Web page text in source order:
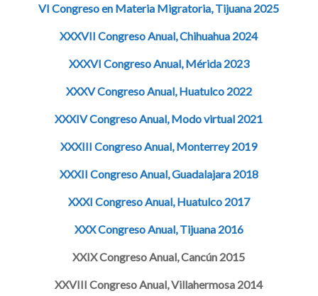
VI Congreso en Materia Migratoria, Tijuana 2025
XXXVII Congreso Anual, Chihuahua 2024
XXXVI Congreso Anual, Mérida 2023
XXXV Congreso Anual, Huatulco 2022
XXXIV Congreso Anual, Modo virtual 2021
XXXIII Congreso Anual, Monterrey 2019
XXXII Congreso Anual, Guadalajara 2018
XXXI Congreso Anual, Huatulco 2017
XXX Congreso Anual, Tijuana 2016
XXIX Congreso Anual, Cancún 2015
XXVIII Congreso Anual, Villahermosa 2014